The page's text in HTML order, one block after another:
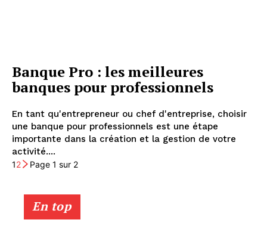
Banque Pro : les meilleures
banques pour professionnels
En tant qu'entrepreneur ou chef d'entreprise, choisir
une banque pour professionnels est une étape
importante dans la création et la gestion de votre
activité....
12 Page 1 sur 2
En top